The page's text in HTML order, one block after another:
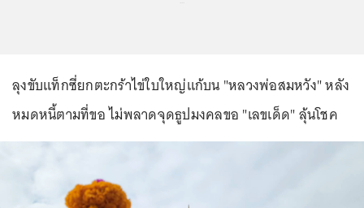
ลุงขับแท็กซี่ยกตะกร้าไข่ใบใหญ่แก้บน "หลวงพ่อสมหวัง" หลัง
หมดหนี้ตามที่ขอ ไม่พลาดจุดธูปมงคลขอ "เลขเด็ด" ลุ้นโชค